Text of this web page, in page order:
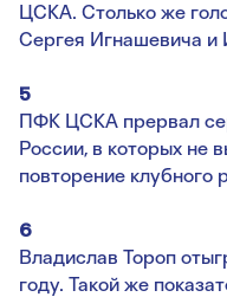
ЦСКА. Столько же
Сергея Игнашевича и
5
ПФК ЦСКА прервал
России, в которых не
повторение клубного
6
Владислав Тороп
году. Такой же